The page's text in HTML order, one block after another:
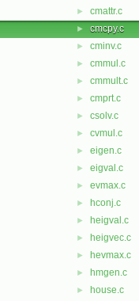
► cmattr.c
► cmcpy.c
► cminv.c
► cmmul.c
► cmmult.c
► cmprt.c
► csolv.c
► cvmul.c
► eigen.c
► eigval.c
► evmax.c
► hconj.c
► heigval.c
► heigvec.c
► hevmax.c
► hmgen.c
► house.c